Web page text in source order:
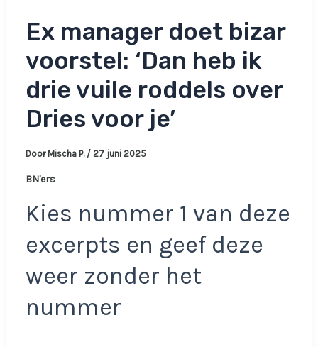
Ex manager doet bizar
voorstel: ‘Dan heb ik
drie vuile roddels over
Dries voor je’
Door Mischa P. / 27 juni 2025
BN'ers
Kies nummer 1 van deze
excerpts en geef deze
weer zonder het
nummer